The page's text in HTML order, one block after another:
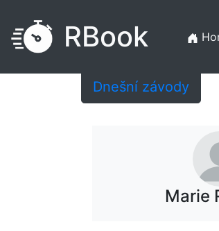
RBook
Dnešní závody
Marie